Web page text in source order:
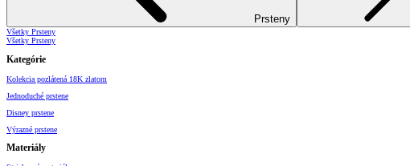
Prsteny
Všetky Prsteny
Všetky Prsteny
Kategórie
Kolekcia pozlátená 18K zlatom
Jednoduché prstene
Disney prstene
Výrazné prstene
Materiály